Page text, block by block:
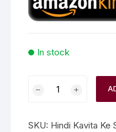
In stock
SKU: Hindi Kavita Ke